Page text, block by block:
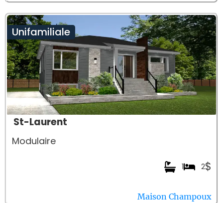
Unifamiliale
St-Laurent
Modulaire
$
2
1
Maison Champoux